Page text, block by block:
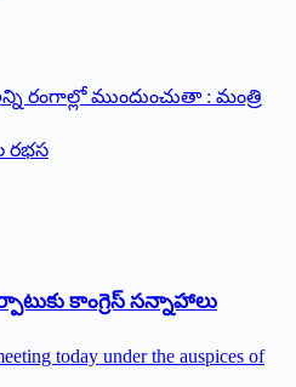
రంగాల్లో ముందుంచుతా : మంత్రి
రభస
కాంగ్రెస్‌ ‌సన్నాహాలు